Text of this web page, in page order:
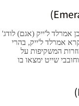
אמרלד ל'ייק (אגם) לודג'
אמרלד ל'ייק, בהרי
המשקיפות על
שייט ימצאו בו